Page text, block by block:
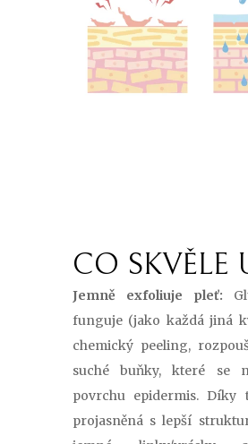
CO SKVĚLE
Jemně exfoliuje pleť:
funguje (jako každá jiná
chemický peeling,
suché buňky, které se
povrchu epidermis. Díky
projasněná s lepší